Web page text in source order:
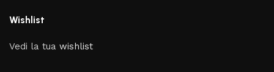
Wishlist
Vedi la tuawishlist